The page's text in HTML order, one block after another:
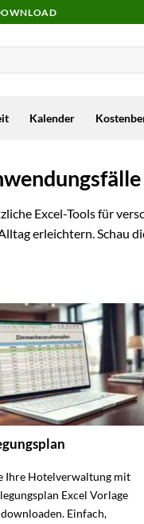
Kalender
Excel-Tools für
erleichtern. Schau
Ihre Hotelverwaltung mit
Excel Vorlage
Einfach,